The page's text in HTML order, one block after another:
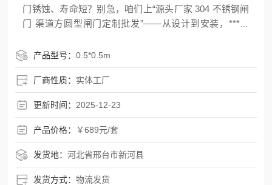
门锈蚀、寿命短？别急，咱们上“源头厂家 304 不锈钢闸
门 渠道方圆型闸门定制批发”——从设计到安装，***搞
门价格定在689元/套（含标准配置），比市场均价低15%
以上，还能按需定制尺寸、启闭方式和安装形式，省心
省
产品型号：0.5*0.5m
厂商性质： 实体工厂
更新时间： 2025-12-23
产品价格： ￥689元/套
发货地：河北省邢台市新河县
发货方式：物流发货